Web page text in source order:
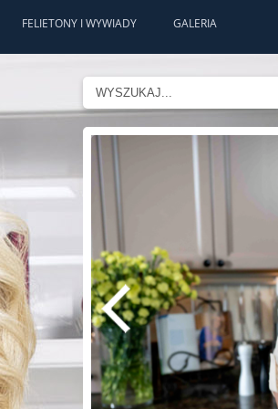
FELIETONY I WYWIADY GALERIA